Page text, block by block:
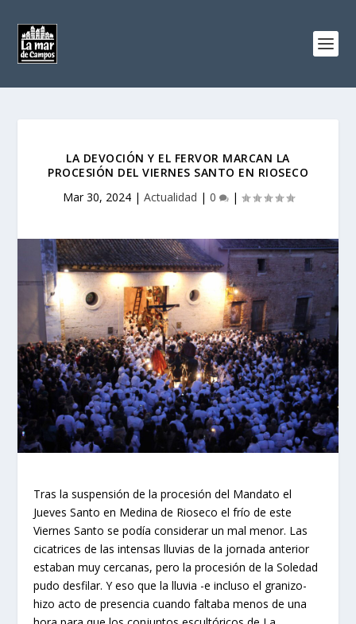
LA DEVOCIÓN Y EL FERVOR MARCAN LA
PROCESIÓN DEL VIERNES SANTO EN RIOSECO
Mar 30, 2024| Actualidad | 0 |
Tras la suspensión de la procesión del Mandato el
Jueves Santo en Medina de Rioseco el frío de este
Viernes Santo se podía considerar un mal menor. Las
cicatrices de las intensas lluvias de la jornada anterior
estaban muy cercanas, pero la procesión de la Soledad
pudo desfilar. Y eso que la lluvia -e incluso el granizo-
hizo acto de presencia cuando faltaba menos de una